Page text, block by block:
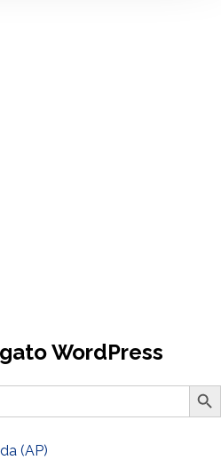
WordPress
Search Button
(AP)
Progettista
EPC